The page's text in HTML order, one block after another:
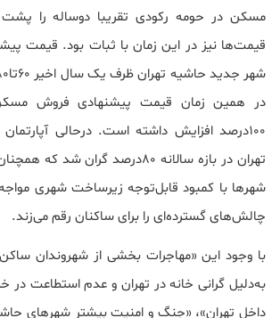
مسکن در حومه رکودی تقریبا دوساله را
قیمت‌ها نیز در این زمان با ثبات بود. قیمت
در همین زمان قیمت پیشنهادی فروش مسکن
100درصد افزایش داشته است. درحالی
تهران در بازه سالانه 80درصد گران
شهرها با کمبود قابل‌توجه زیرساخت شهری
چالش‌های گسترده‌ای را برای ساکنان رقم می‌زند.
با وجود این «مهاجرات بخشی از شهروندان
به‌دلیل گرانی خانه در تهران و عدم استطاعت در
داخل تهران»، «جنگ و امنیت بیشتر شهرهای